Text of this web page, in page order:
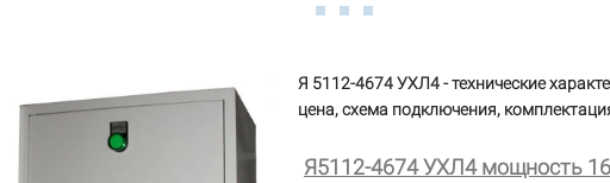
Я 5112-4674 УХЛ4 - технические
цена, схема подключения,
Я5112-4674 УХЛ4 мощность